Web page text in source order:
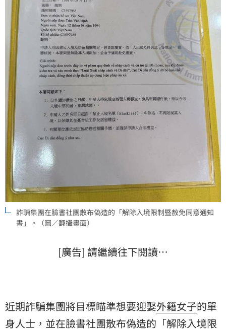
詐騙集團在臉書社團散布偽造的「解除入境限制暨赦免同意通知
書」。（圖／翻攝畫面）
[廣告] 請繼續往下閱讀…
近期詐騙集團將目標瞄準想要迎娶外籍女子的單
身人士，並在臉書社團散布偽造的「解除入境限